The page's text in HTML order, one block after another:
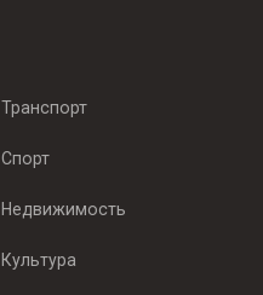
Транспорт
Спорт
Недвижимость
Культура